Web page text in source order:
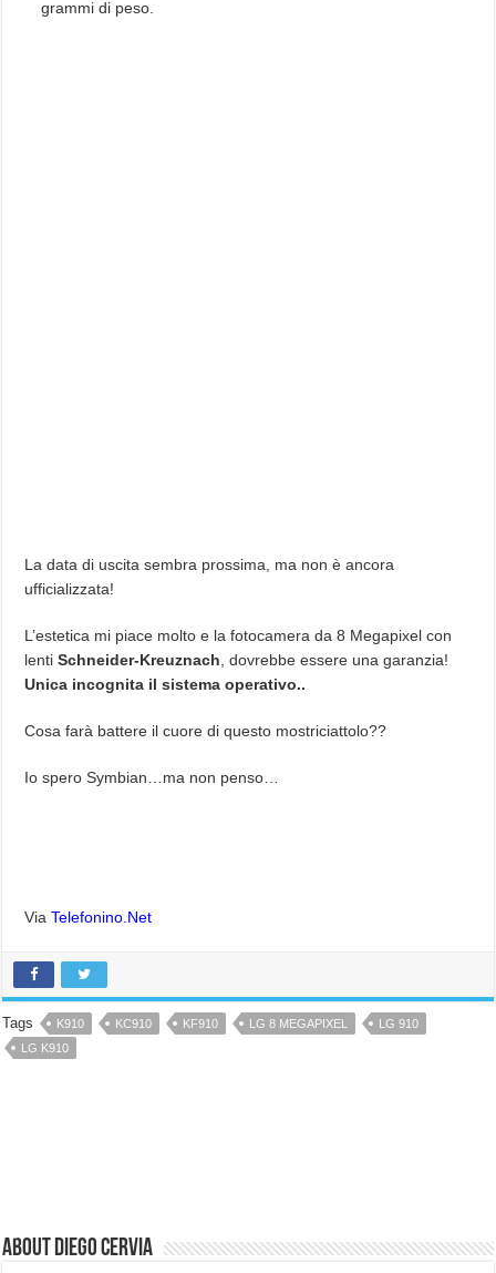
grammi di peso.
La data di uscita sembra prossima, ma non è ancora
ufficializzata!
L’estetica mi piace molto e la fotocamera da 8 Megapixel con
lentiSchneider-Kreuznach , dovrebbe essere una garanzia!
Unica incognita il sistema operativo..
Cosa farà battere il cuore di questo mostriciattolo??
Io spero Symbian…ma non penso…
ViaTelefonino.Net
Tags K910 KC910 KF910 LG 8 MEGAPIXEL
LG 910
LG K910
About Diego Cervia